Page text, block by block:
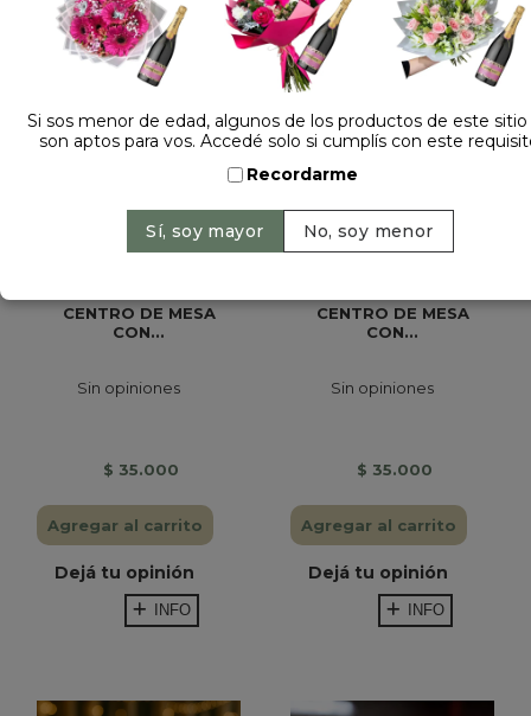
CENTRO DE MESA
CON...
Sin opiniones
$ 35.000
Agregar al carrito
Dejá tu opinión
INFO
CENTRO DE MESA
CON...
Sin opiniones
$ 35.000
Agregar al carrito
Dejá tu opinión
INFO
Si sos menor de edad, algunos de los productos de este
son aptos para vos. Accedé solo si cumplís con este
Recordarme